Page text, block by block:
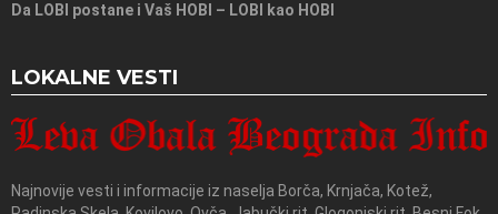
Da LOBI postane i Vaš HOBI – LOBI kao HOBI
LOKALNE VESTI
Najnovije vesti i informacije iz naselja Borča, Krnjača, Kotež,